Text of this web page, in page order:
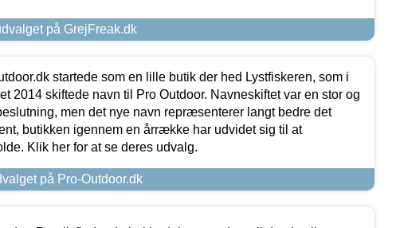
på GrejFreak.dk
startede som en lille butik der hed Lystfiskeren, som i
2014 skiftede navn til Pro Outdoor. Navneskiftet var en stor og
men det nye navn repræsenterer langt bedre det
butikken igennem en årrække har udvidet sig til at
Klik her for at se deres udvalg.
på Pro-Outdoor.dk